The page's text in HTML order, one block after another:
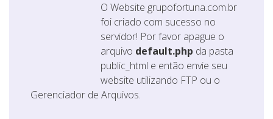
O Website grupofortuna.com.br
foi criado com sucesso no
servidor! Por favor apague o
arquivo default.php da pasta
public_html e então envie seu
website utilizando FTP ou o
Gerenciador de Arquivos.